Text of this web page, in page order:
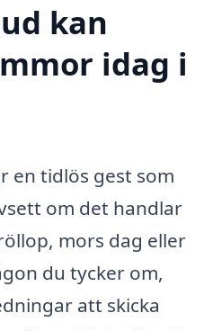
kan
idag i
en tidlös gest som
om det handlar
mors dag eller
du tycker om,
att skicka